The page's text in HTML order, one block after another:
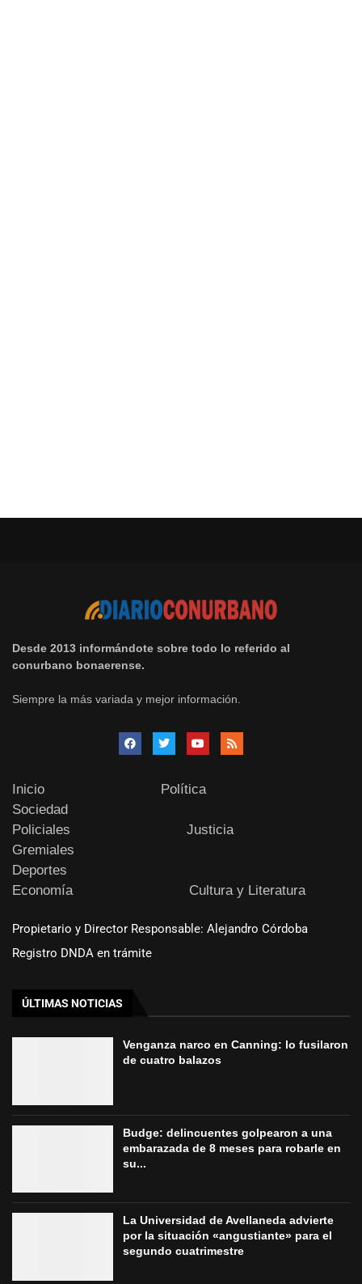
Desde 2013 informándote sobre todo lo referido al
conurbano bonaerense.
Siempre la más variada y mejor información.
Inicio
Política
Sociedad
Policiales
Justicia
Gremiales
Deportes
Economía
Cultura y Literatura
Propietario y Director Responsable: Alejandro Córdoba
Registro DNDA en trámite
ÚLTIMAS NOTICIAS
Venganza narco en Canning: lo fusilaron
de cuatro balazos
Budge: delincuentes golpearon a una
embarazada de 8 meses para robarle en
su...
La Universidad de Avellaneda advierte
por la situación «angustiante» para el
segundo cuatrimestre